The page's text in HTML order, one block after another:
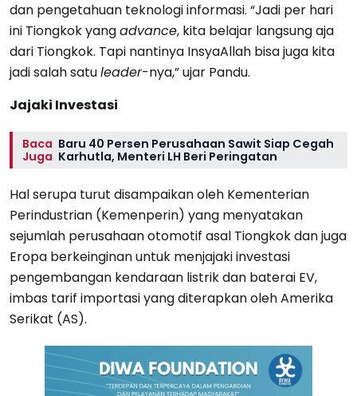
dan pengetahuan teknologi informasi. “Jadi per hari
ini Tiongkok yangadvance, kita belajar langsung aja
dari Tiongkok. Tapi nantinya InsyaAllah bisa juga kita
jadi salah satuleader-nya,” ujar Pandu.
Jajaki Investasi
Baca
Juga
Baru 40 Persen Perusahaan Sawit Siap Cegah
Karhutla, Menteri LH Beri Peringatan
Hal serupa turut disampaikan oleh Kementerian
Perindustrian (Kemenperin) yang menyatakan
sejumlah perusahaan otomotif asal Tiongkok dan juga
Eropa berkeinginan untuk menjajaki investasi
pengembangan kendaraan listrik dan baterai EV,
imbas tarif importasi yang diterapkan oleh Amerika
Serikat (AS).